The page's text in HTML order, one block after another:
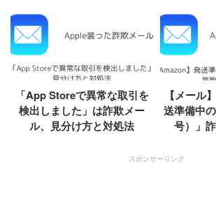
「App Storeで異常な取引を
検出しました」は詐欺メー
ル、見分け方と対処法
【メール
送準備中
号）」
スポンサーリンク